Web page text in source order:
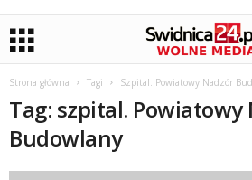
Strona główna Tagi Szpital. Powiatowy Nadzór
Tag: szpital. Powiatowy
Budowlany